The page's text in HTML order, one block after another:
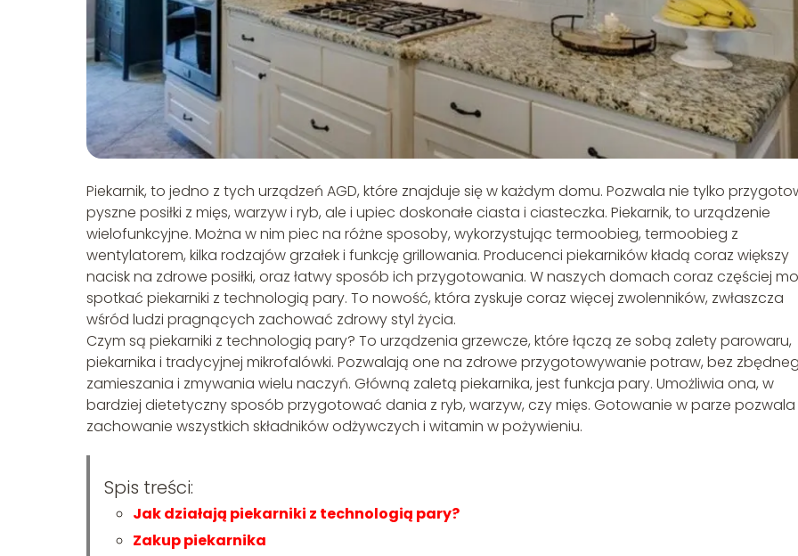
Piekarnik, to jedno z tych urządzeń AGD, które znajduje się w każdym domu. Pozwala nie tylko
pyszne posiłki z mięs, warzyw i ryb, ale i upiec doskonałe ciasta i ciasteczka. Piekarnik, to urządzenie
wielofunkcyjne. Można w nim piec na różne sposoby, wykorzystując termoobieg, termoobieg z
wentylatorem, kilka rodzajów grzałek i funkcję grillowania. Producenci piekarników kładą coraz większy
nacisk na zdrowe posiłki, oraz łatwy sposób ich przygotowania. W naszych domach coraz częściej
spotkać piekarniki z technologią pary. To nowość, która zyskuje coraz więcej zwolenników, zwłaszcza
wśród ludzi pragnących zachować zdrowy styl życia.
Czym są piekarniki z technologią pary? To urządzenia grzewcze, które łączą ze sobą zalety parowaru,
piekarnika i tradycyjnej mikrofalówki. Pozwalają one na zdrowe przygotowywanie potraw, bez
zamieszania i zmywania wielu naczyń. Główną zaletą piekarnika, jest funkcja pary. Umożliwia ona, w
bardziej dietetyczny sposób przygotować dania z ryb, warzyw, czy mięs. Gotowanie w parze
zachowanie wszystkich składników odżywczych i witamin w pożywieniu.
Spis treści:
Jak działają piekarniki z technologią pary?
Zakup piekarnika